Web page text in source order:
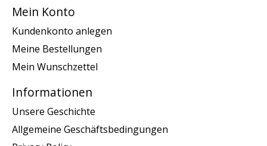
Mein Konto
Kundenkonto anlegen
Meine Bestellungen
Mein Wunschzettel
Informationen
Unsere Geschichte
Allgemeine Geschäftsbedingungen